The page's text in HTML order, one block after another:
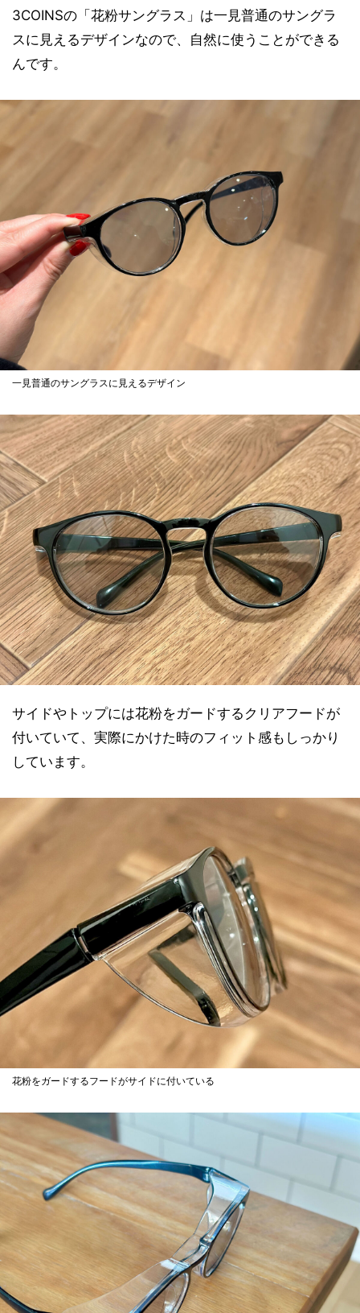
3COINSの「花粉サングラス」は一見普通のサングラ
スに見えるデザインなので、自然に使うことができる
んです。
一見普通のサングラスに見えるデザイン
サイドやトップには花粉をガードするクリアフードが
付いていて、実際にかけた時のフィット感もしっかり
しています。
花粉をガードするフードがサイドに付いている